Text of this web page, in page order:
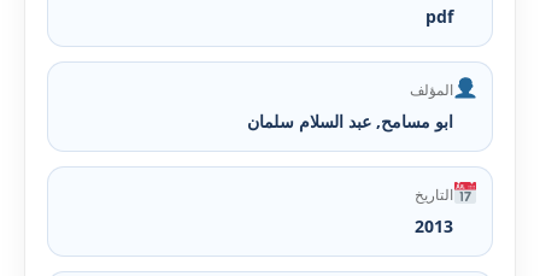
pdf
المؤلف
ابو مسامح, عبد السلام سلمان
التاريخ
2013